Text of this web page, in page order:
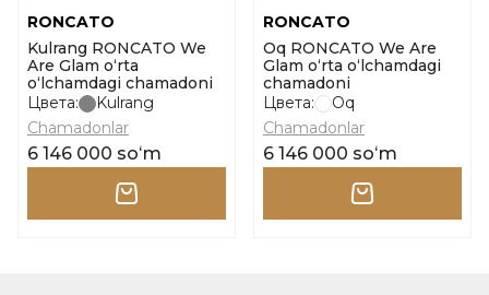
RONCATO
Kulrang RONCATO We
Are Glam o‘rta
o‘lchamdagi chamadoni
Цвета:
Kulrang
Chamadonlar
6 146 000 soʻm
RONCATO
Oq RONCATO We Are
Glam o‘rta o‘lchamdagi
chamadoni
Цвета:
Oq
Chamadonlar
6 146 000 soʻm